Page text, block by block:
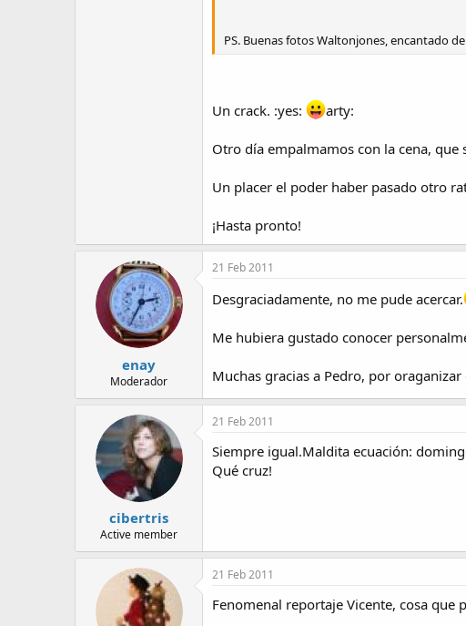
PS. Buenas fotos Waltonjones, encantado
Un crack. :yes: arty:
Otro día empalmamos con la cena, que
Un placer el poder haber pasado otro
¡Hasta pronto!
enay
Moderador
21 Feb 2011
Desgraciadamente, no me pude acercar.
Me hubiera gustado conocer
Muchas gracias a Pedro, por
cibertris
Active member
21 Feb 2011
Siempre igual.Maldita ecuación:
Qué cruz!
21 Feb 2011
Fenomenal reportaje Vicente, cosa que